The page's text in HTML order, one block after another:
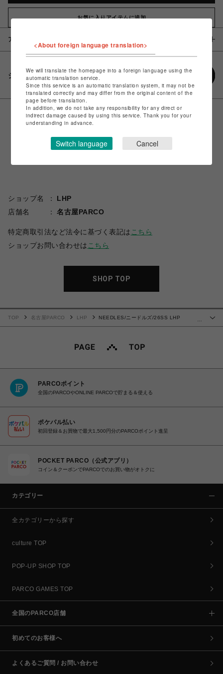
お気に入りアイテムに追加
アイテム説明 / 素材
シェアする
ショップ名
LHP
店舗名
名古屋PARCO
特定商取引法など法令に基づく表記は こちら
ショップお問い合わせは こちら
SHOP TOP
…
TOP 名古屋PARCO LHP
NEEDLES/ニードルズ/26SS LHP
PARCOポイント
全国のPARCOやONLINE PARCOで貯まる＆使える
ポケパル払い
初回登録＆お買物で最大1,500円分のPARCOポイント進呈
POCKET PARCO（公式アプリ）
コイン＆クーポンでPARCOでのお買い物がオトクに
カテゴリー
全カテゴリーから探す
culture TOP
POP-UP SHOP TOP
PARCO GAMES TOP
全国のPARCO店舗
初めてのお客様へ
よくあるご質問 / お問い合わせ
<About foreign language translation>
We will translate the homepage into a foreign language using the
automatic translation service.
Since this service is an automatic translation system, it may not be
translated correctly and may differ from the original content of the
page before translation.
In addition, we do not take any responsibility for any direct or
indirect damage caused by using this service. Thank you for your
understanding in advance.
Switch language Cancel